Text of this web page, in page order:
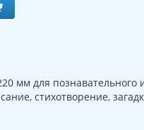
мм для познавательного
стихотворение,